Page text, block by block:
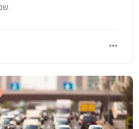
שמתרחשת על הכביש.